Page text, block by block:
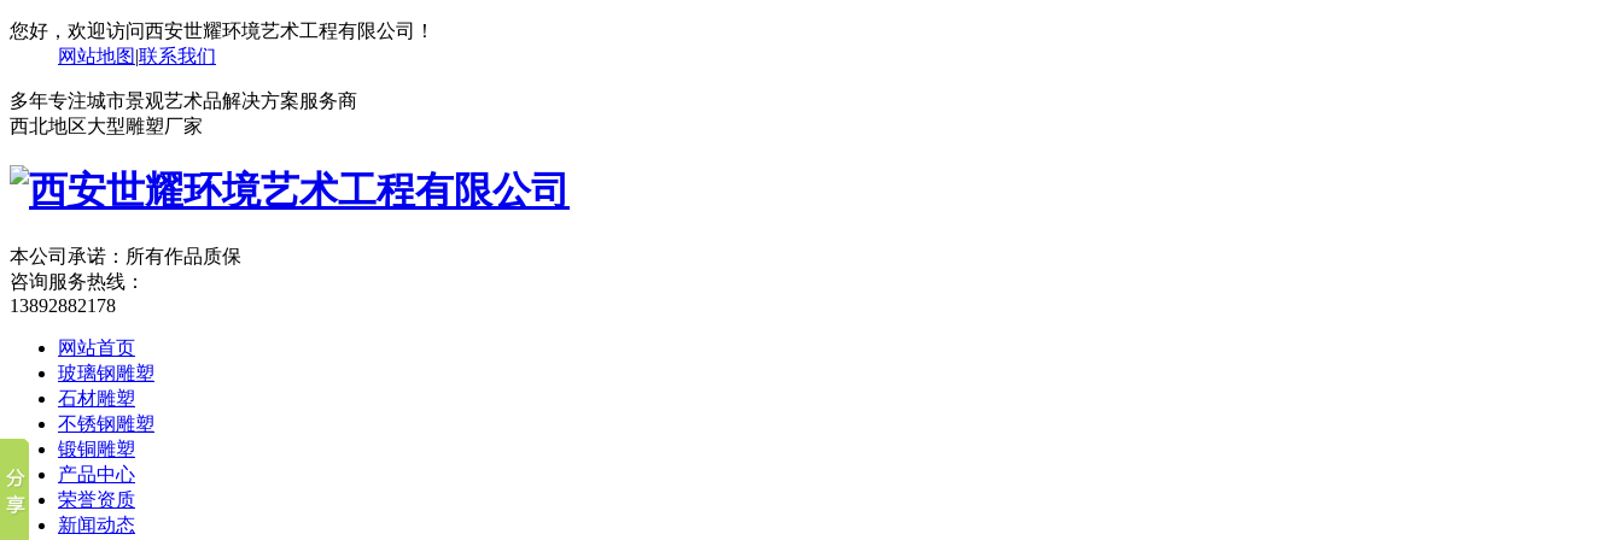
您好，欢迎访问西安世耀环境艺术工程有限公司！
网站地图|联系我们
多年专注城市景观艺术品解决方案服务商
西北地区大型雕塑厂家
本公司承诺：所有作品质保
咨询服务热线：
13892882178
网站首页
玻璃钢雕塑
石材雕塑
不锈钢雕塑
锻铜雕塑
产品中心
荣誉资质
新闻动态